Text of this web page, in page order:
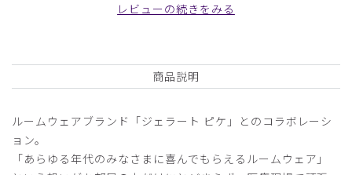
す。本サイトの公式な見解を示すものではありません。
評価順 いいね数順
ちょこん様
レビューの続きをみる
商品説明
ルームウェアブランド「ジェラート ピケ」とのコラボレーシ
ョン。
「あらゆる年代のみなさまに喜んでもらえるルームウェア」